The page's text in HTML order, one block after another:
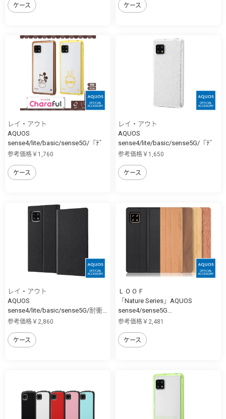
ケース ケース
レイ・アウト
AQUOS
sense4/lite/basic/sense5G/『ﾃﾞ
ｨ...
参考価格￥1,760
ケース
レイ・アウト
AQUOS
sense4/lite/basic/sense5G/『ﾃﾞ
ｨ...
参考価格￥1,650
ケース
レイ・アウト
AQUOS
sense4/lite/basic/sense5G/耐衝...
参考価格￥2,860
ケース
ＬＯＯＦ
「Nature Series」AQUOS
sense4/sense5G...
参考価格￥2,481
ケース